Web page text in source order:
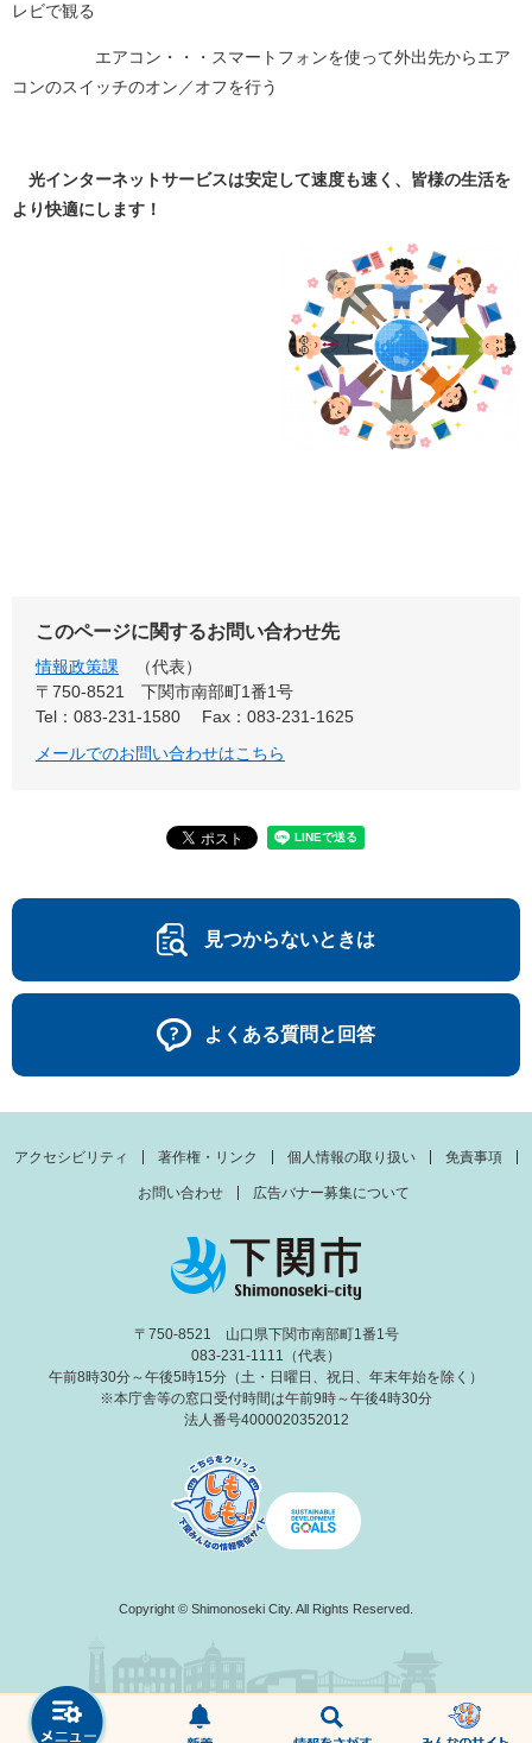
レビで観る
エアコン・・・スマートフォンを使って外出先からエア
コンのスイッチのオン／オフを行う
光インターネットサービスは安定して速度も速く、皆様の生活を
より快適にします！
このページに関するお問い合わせ先
情報政策課
代表
〒750-8521
下関市南部町1番1号
Tel：083-231-1580
Fax：083-231-1625
メールでのお問い合わせはこちら
見つからないときは
よくある質問と回答
アクセシビリティ 著作権・リンク 個人情報の取り扱い 免責事項
お問い合わせ 広告バナー募集について
〒750-8521 山口県下関市南部町1番1号
083-231-1111（代表）
午前8時30分～午後5時15分（土・日曜日、祝日、年末年始を除く）
※本庁舎等の窓口受付時間は午前9時～午後4時30分
法人番号4000020352012
Copyright © Shimonoseki City. All Rights Reserved.